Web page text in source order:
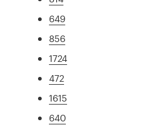
649
856
1724
472
1615
640